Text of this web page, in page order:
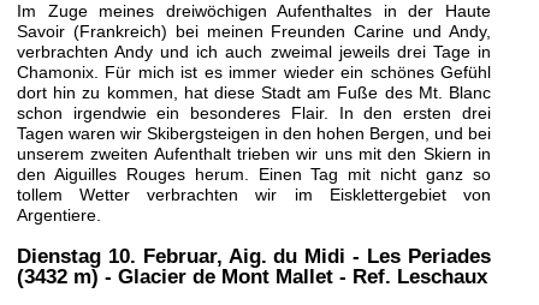
Im Zuge meines dreiwöchigen Aufenthaltes in der Haute
Savoir (Frankreich) bei meinen Freunden Carine und Andy,
verbrachten Andy und ich auch zweimal jeweils drei Tage in
Chamonix. Für mich ist es immer wieder ein schönes Gefühl
dort hin zu kommen, hat diese Stadt am Fuße des Mt. Blanc
schon irgendwie ein besonderes Flair. In den ersten drei
Tagen waren wir Skibergsteigen in den hohen Bergen, und bei
unserem zweiten Aufenthalt trieben wir uns mit den Skiern in
den Aiguilles Rouges herum. Einen Tag mit nicht ganz so
tollem Wetter verbrachten wir im Eisklettergebiet von
Argentiere.
Dienstag 10. Februar, Aig. du Midi - Les Periades
(3432 m) - Glacier de Mont Mallet - Ref. Leschaux